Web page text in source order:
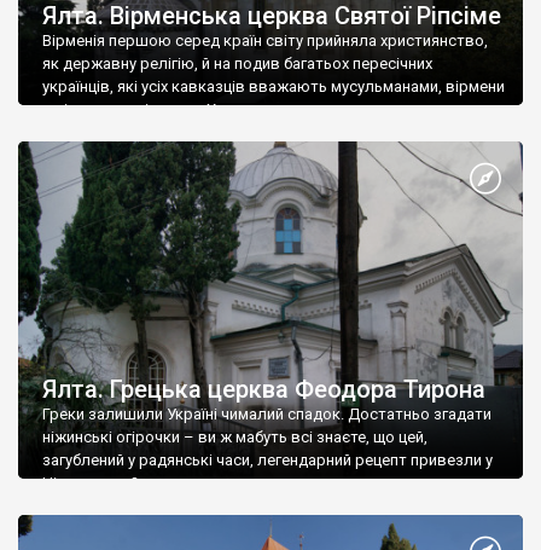
Ялта. Вірменська церква Святої Ріпсіме
Вірменія першою серед країн світу прийняла християнство,
як державну релігію, й на подив багатьох пересічних
українців, які усіх кавказців вважають мусульманами, вірмени
є відданими вірянами Христа
Ялта. Грецька церква Феодора Тирона
Греки залишили Україні чималий спадок. Достатньо згадати
ніжинські огірочки – ви ж мабуть всі знаєте, що цей,
загублений у радянські часи, легендарний рецепт привезли у
Ніжин греки?